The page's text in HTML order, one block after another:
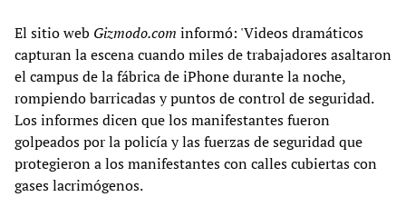
El sitio web Gizmodo.com informó: 'Videos dramáticos
capturan la escena cuando miles de trabajadores asaltaron
el campus de la fábrica de iPhone durante la noche,
rompiendo barricadas y puntos de control de seguridad.
Los informes dicen que los manifestantes fueron
golpeados por la policía y las fuerzas de seguridad que
protegieron a los manifestantes con calles cubiertas con
gases lacrimógenos.